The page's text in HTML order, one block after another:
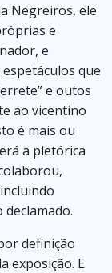
Negreiros, ele
e
e
que
e outos
ao vicentino
é mais ou
a pletórica
definição
exposição. E